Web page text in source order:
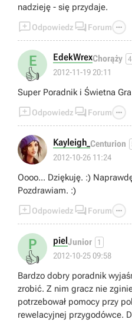
nadzieję - się przydaje.
Odpowiedz  Forum 
E
👍
EdekWrexChorąży
2012-11-19 20:11
Super Poradnik i Świetna Gra
Odpowiedz  Forum 
Kayleigh_ Centurion
2012-10-26 11:24
Oooo... Dziękuję. :)
Pozdrawiam. :)
Odpowiedz  Forum 
P
👍
pielJunior 1
2012-10-25 09:58
Bardzo dobry poradnik
zrobić. Z nim gracz nie
potrzebował pomocy przy
rewelacyjnej przygodówce.